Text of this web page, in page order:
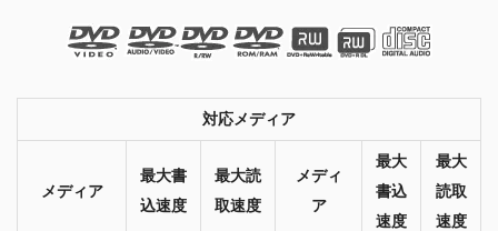
対応メディア
メディア
最大書
込速度
最大読
取速度
メディ
ア
最大
書込
速度
最大
読取
速度